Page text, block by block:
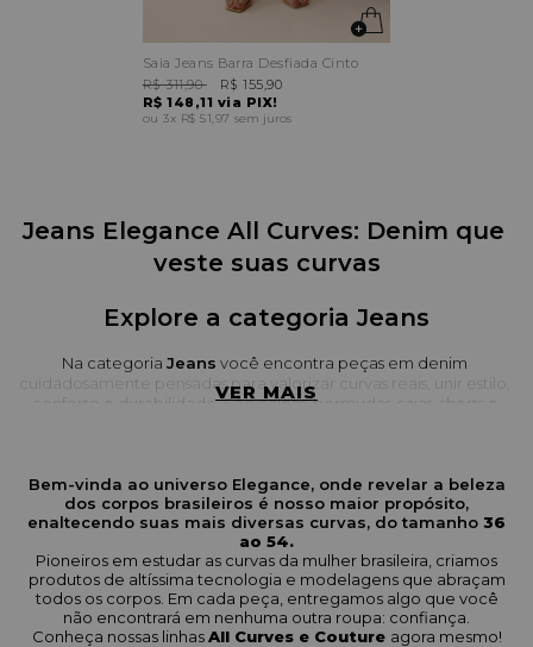
Saia Jeans Barra Desfiada Cinto
R$ 148,11 via PIX!
R$ 311,90 R$ 155,90
3x R$ 51,97sem juros
Jeans Elegance All Curves: Denim que
veste suas curvas
Explore a categoria Jeans
Na categoria Jeans você encontra peças em denim
cuidadosamente pensadas para valorizar curvas reais, unir estilo,
conforto e durabilidade. São calças, bermudas, saias, shorts e
Características que definem nossos
Jeans
Modelagem inclusiva: peças disponíveis dos tamanhos 38 ao 54
adaptadas para diferentes tipos de corpo.
VER MAIS
Bem-vinda ao universo Elegance, onde revelar a beleza
dos corpos brasileiros é nosso maior propósito,
enaltecendo suas mais diversas curvas, do tamanho 36
ao 54.
Pioneiros em estudar as curvas da mulher brasileira, criamos
produtos de altíssima tecnologia e modelagens que abraçam
todos os corpos. Em cada peça, entregamos algo que você
não encontrará em nenhuma outra roupa: confiança.
Conheça nossas linhasAll Curves e Couture agora mesmo!